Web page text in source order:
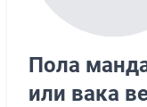
Пола
или вака